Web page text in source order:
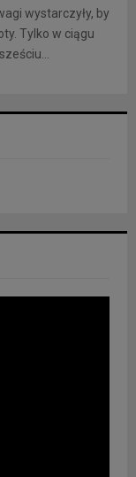
wystarczyły, by
Tylko w ciągu